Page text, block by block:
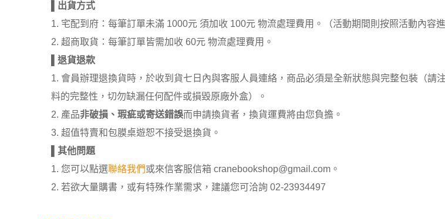
出貨方式
1. 宅配到府：每筆訂單未滿 1000元 須加收 100元 物流處理費用。（活動期間則按照活動內容進
2. 超商取貨：每筆訂單皆需加收 60元 物流處理費用。
退貨退款
1. 會員辦理退換貨時，於收到貨七日內與客服人員連絡，商品必須是全新狀態與完整包裝（
料的完整性，切勿缺漏任何配件或損毀原廠外盒）。
2. 產品非破損、瑕疵或寄送錯誤而申請換貨者，換貨運費將由您負擔。
3. 超值特賣和包膜桌遊恕不接受退換貨。
其他問題
1. 您可以點選聯絡我們或來信客服信箱 cranebookshop@gmail.com。
2. 若欲大量購書，或有特殊作業需求，建議您可洽詢 02-23934497